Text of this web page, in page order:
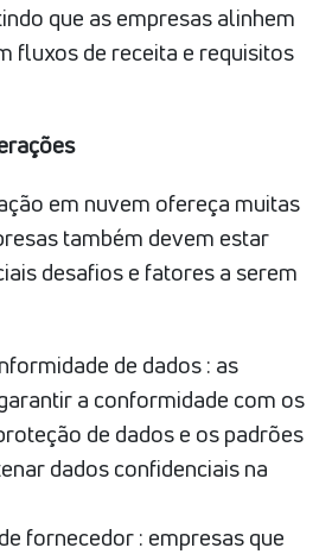
que as empresas alinhem
fluxos de receita e requisitos
em nuvem ofereça muitas
também devem estar
desafios e fatores a serem
de dados : as
a conformidade com os
de dados e os padrões
dados confidenciais na
fornecedor : empresas que